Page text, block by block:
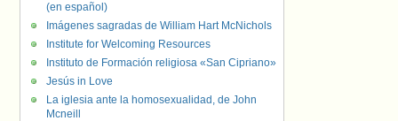
(en español)
Imágenes sagradas de William Hart McNichols
Institute for Welcoming Resources
Instituto de Formación religiosa «San Cipriano»
Jesús in Love
La iglesia ante la homosexualidad, de John
Mcneill